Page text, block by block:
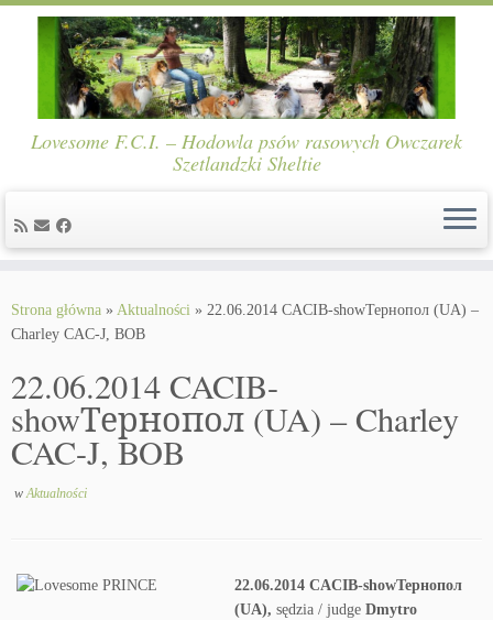
content
Lovesome F.C.I. – Hodowla psów rasowych Owczarek
Szetlandzki Sheltie
Strona główna » Aktualności » 22.06.2014 CACIB-showТернопол (UA) –
Charley CAC-J, BOB
22.06.2014 CACIB-
showТернопол (UA) – Charley
CAC-J, BOB
wAktualności
22.06.2014 CACIB-showТернопол
(UA), sędzia / judge Dmytro